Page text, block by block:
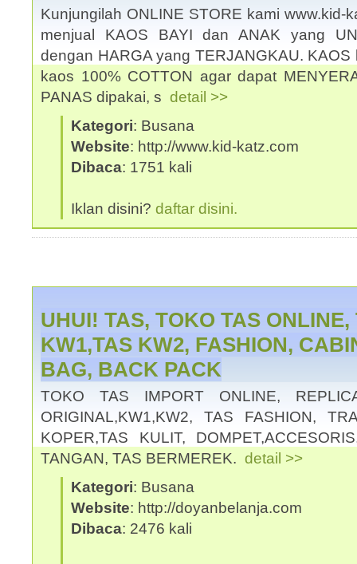
Kunjungilah ONLINE STORE kami www.kid-
menjual KAOS BAYI dan ANAK yang
dengan HARGA yang TERJANGKAU.
kaos 100% COTTON agar dapat
PANAS dipakai, s detail >>
Kategori: Busana
Website: http://www.kid-katz.com
Dibaca: 1751 kali
Iklan disini? daftar disini.
UHUI! TAS, TOKO TAS ONLINE,
KW1,TAS KW2, FASHION,
BAG, BACK PACK
TOKO TAS IMPORT ONLINE,
ORIGINAL,KW1,KW2, TAS FASHION,
KOPER,TAS KULIT,
TANGAN, TAS BERMEREK. detail >>
Kategori: Busana
Website: http://doyanbelanja.com
Dibaca: 2476 kali